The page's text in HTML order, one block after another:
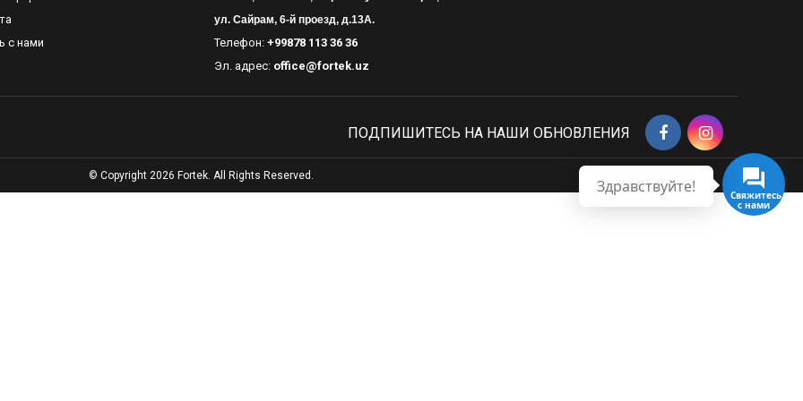
с нами
ул. Сайрам, 6-й проезд, д.13А.
Телефон: +99878 113 36 36
Эл. адрес: office@fortek.uz
Свяжитесь
с нами
Здравствуйте!
ПОДПИШИТЕСЬ НА НАШИ ОБНОВЛЕНИЯ
© Copyright 2026 Fortek. All Rights Reserved.